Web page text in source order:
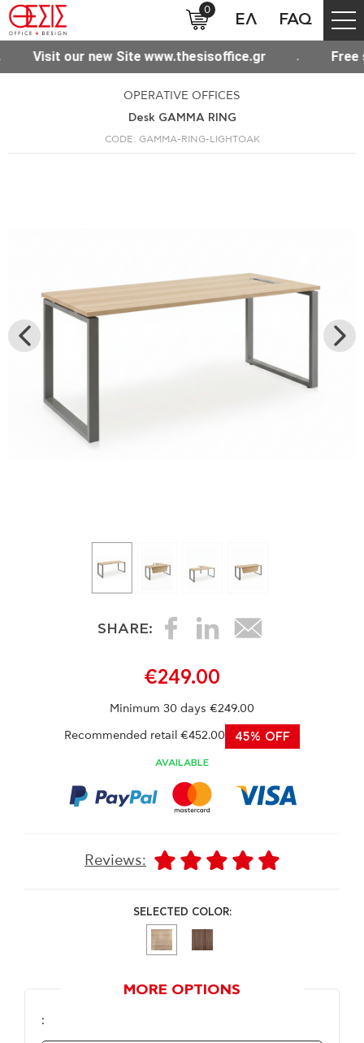
Free shipping for purchases
OPERATIVE OFFICES
Desk GAMMA RING
CODE: GAMMA-RING-LIGHTOAK
SHARE:
€249.00
Minimum 30 days €249.00
Recommended retail €452.00 45% OFF
AVAILABLE
Reviews:
SELECTED COLOR:
MORE OPTIONS
:
0
ΕΛ FAQ